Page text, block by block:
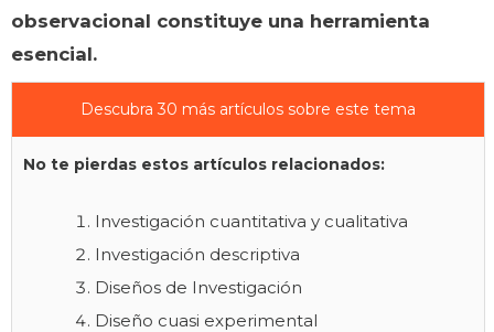
observacional constituye una herramienta
esencial.
Descubra 30 más artículos sobre este tema
No te pierdas estos artículos relacionados:
Investigación cuantitativa y cualitativa
Investigación descriptiva
Diseños de Investigación
Diseño cuasi experimental